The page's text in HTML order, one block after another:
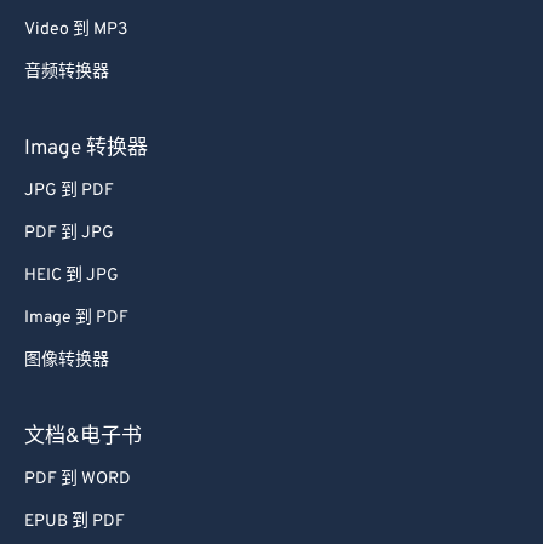
Video 到 MP3
音频转换器
Image 转换器
JPG 到 PDF
PDF 到 JPG
HEIC 到 JPG
Image 到 PDF
图像转换器
文档&电子书
PDF 到 WORD
EPUB 到 PDF